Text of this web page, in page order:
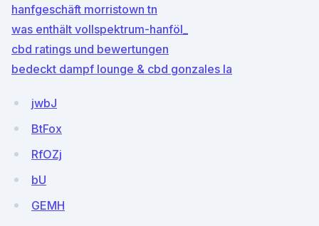
hanfgeschäft morristown tn
was enthält vollspektrum-hanföl_
cbd ratings und bewertungen
bedeckt dampf lounge & cbd gonzales la
jwbJ
BtFox
RfOZj
bU
GEMH